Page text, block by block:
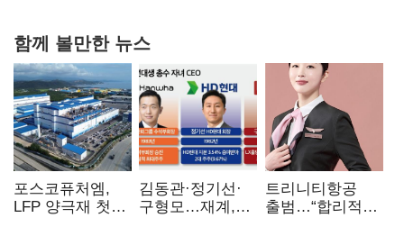
함께 볼만한 뉴스
포스코퓨처엠,
LFP 양극재 첫
김동관·정기선·
구형모…재계,
트리니티항공
출범…“합리적